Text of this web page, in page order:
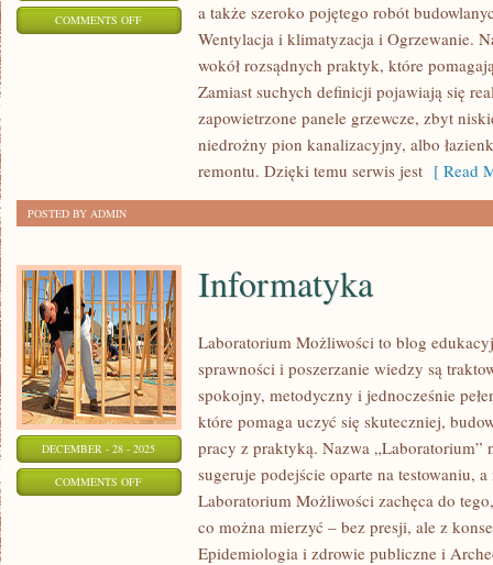
COMMENTS OFFON
OGRZEWANIE
a także szeroko pojętego robót
Wentylacja i klimatyzacja i Ogrzewanie.
wokół rozsądnych praktyk, które
Zamiast suchych definicji pojawiają się
zapowietrzone panele grzewcze, zbyt
niedrożny pion kanalizacyjny, albo
remontu. Dzięki temu serwis jest [ Read
POSTED BY ADMIN
DECEMBER - 28 - 2025
COMMENTS OFFON
INFORMATYKA
Informatyka
Laboratorium Możliwości to blog
sprawności i poszerzanie wiedzy są
spokojny, metodyczny i jednocześnie
które pomaga uczyć się skuteczniej,
pracy z praktyką. Nazwa „Laboratorium”
sugeruje podejście oparte na testowaniu, a
Laboratorium Możliwości zachęca do
co można mierzyć – bez presji, ale z
Epidemiologia i zdrowie publiczne i